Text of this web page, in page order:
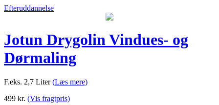
Efteruddannelse
Jotun Drygolin Vindues- og
Dørmaling
F.eks. 2,7 Liter(Læs mere)
499 kr. (Vis fragtpris)